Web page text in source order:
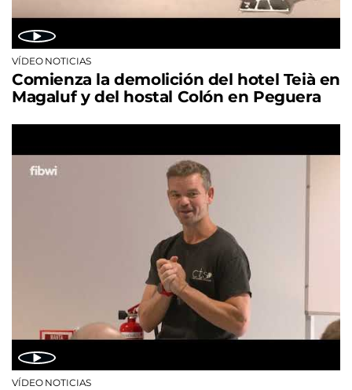
VÍDEO NOTICIAS
Comienza la demolición del hotel Teià en
Magaluf y del hostal Colón en Peguera
VÍDEO NOTICIAS